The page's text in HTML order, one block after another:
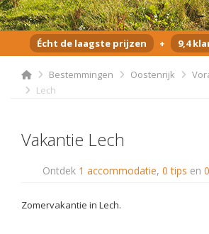
Écht de laagste prijzen + 9,4
Bestemmingen Oostenrijk
Lech
Vakantie Lech
Ontdek 1 accommodatie, 0 tips en
Zomervakantie in Lech.